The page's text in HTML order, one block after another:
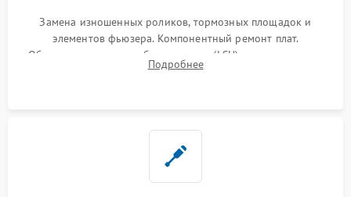
Замена изношенных роликов, тормозных площадок и
элементов фьюзера. Компонентный ремонт плат.
Обязательная очистка блока лазера (LSU), зеркал и тракта
печати от просыпанного тонера и бумажной пыли.
Подробнее